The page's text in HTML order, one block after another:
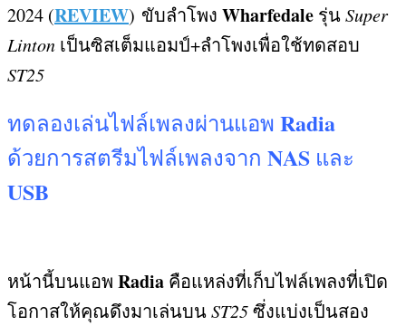
2024 (REVIEW) ขับลำโพง Wharfedale รุ่นSuper
Linton เป็นซิสเต็มแอมป์+ลำโพงเพื่อใช้ทดสอบ
ST25
ทดลองเล่นไฟล์เพลงผ่านแอพ Radia
ด้วยการสตรีมไฟล์เพลงจาก NAS และ
USB
หน้านี้บนแอพ Radia คือแหล่งที่เก็บไฟล์เพลงที่เปิด
โอกาสให้คุณดึงมาเล่นบนST25ซึ่งแบ่งเป็นสอง